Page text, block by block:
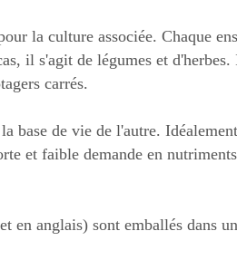
la culture associée. Chaque
il s'agit de légumes et
carrés.
base de vie de l'autre.
et faible demande en
en anglais) sont emballés dans